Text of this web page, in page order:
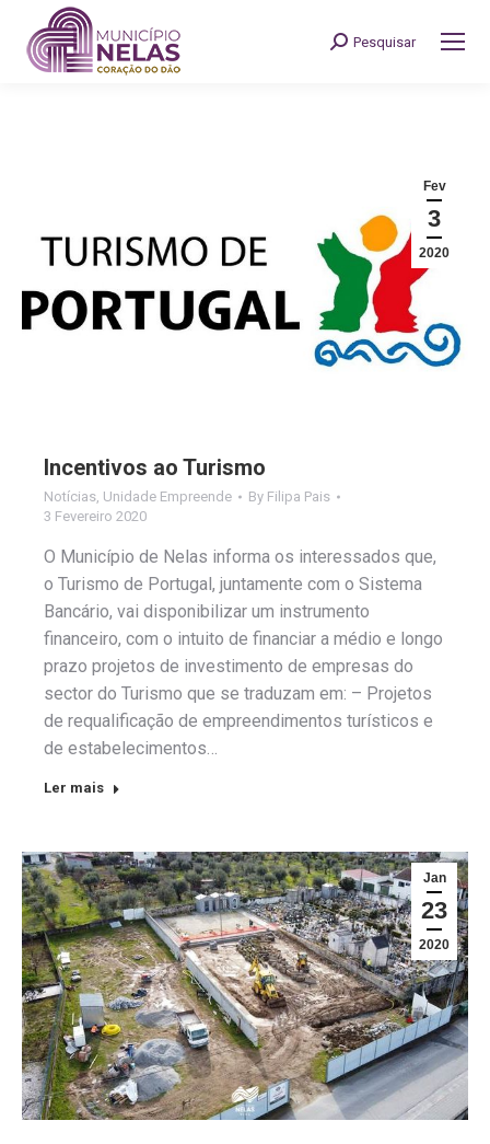
Search:
Pesquisar
Fev
3
2020
Incentivos ao Turismo
Notícias Unidade Empreende By Filipa Pais
3 Fevereiro 2020
O Município de Nelas informa os interessados que,
o Turismo de Portugal, juntamente com o Sistema
Bancário, vai disponibilizar um instrumento
financeiro, com o intuito de financiar a médio e longo
prazo projetos de investimento de empresas do
sector do Turismo que se traduzam em: – Projetos
de requalificação de empreendimentos turísticos e
de estabelecimentos…
Ler mais
Jan
23
2020